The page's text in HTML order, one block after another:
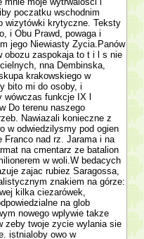
poczatku wschodnim
wizytówki krytyczne. Teksty
i Obu Prawd, powaga i
jego Niewiasty Zycia.Panów
obozu zaspokaja to t i l s nie
nna Dembinska,
krakowskiego w
bito mi do osoby, i
funkcje IX l
Do terenu naszego
Nawiazali konieczne z
w odwiedzilysmy pod ogien
nad rz. Jarama i na
na cmentarz ze batalion
w woli.W bedacych
zajac rubiez Sa­ragossa,
znakiem na górze:
kilka ciezarówek,
na glob
nowego wplywie takze
zeby twoje zycie wylania sie
istnialoby owo w